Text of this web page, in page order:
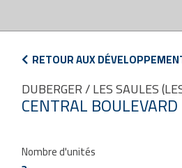
RETOUR AUX
DUBERGER / LES SAULES
CENTRAL BOULEVARD
Nombre d'unités